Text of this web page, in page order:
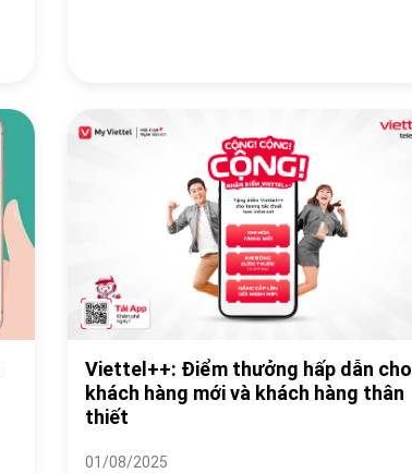
Viettel++: Điểm thưởng hấp dẫn cho
khách hàng mới và khách hàng thân
thiết
01/08/2025